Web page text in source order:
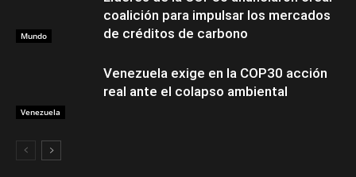
Mundo
coalición para impulsar los mercados
de créditos de carbono
Venezuela
Venezuela exige en la COP30 acción
real ante el colapso ambiental